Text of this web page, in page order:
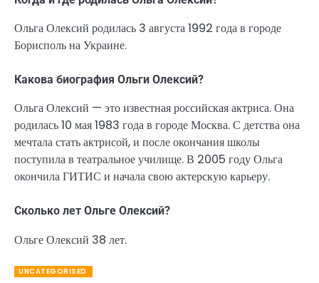
Ольга Олексий родилась 3 августа 1992 года в городе
Борисполь на Украине.
Какова биография Ольги Олексий?
Ольга Олексий — это известная российская актриса. Она
родилась 10 мая 1983 года в городе Москва. С детства она
мечтала стать актрисой, и после окончания школы
поступила в театральное училище. В 2005 году Ольга
окончила ГИТИС и начала свою актерскую карьеру.
Сколько лет Ольге Олексий?
Ольге Олексий 38 лет.
UNCATEGORISED